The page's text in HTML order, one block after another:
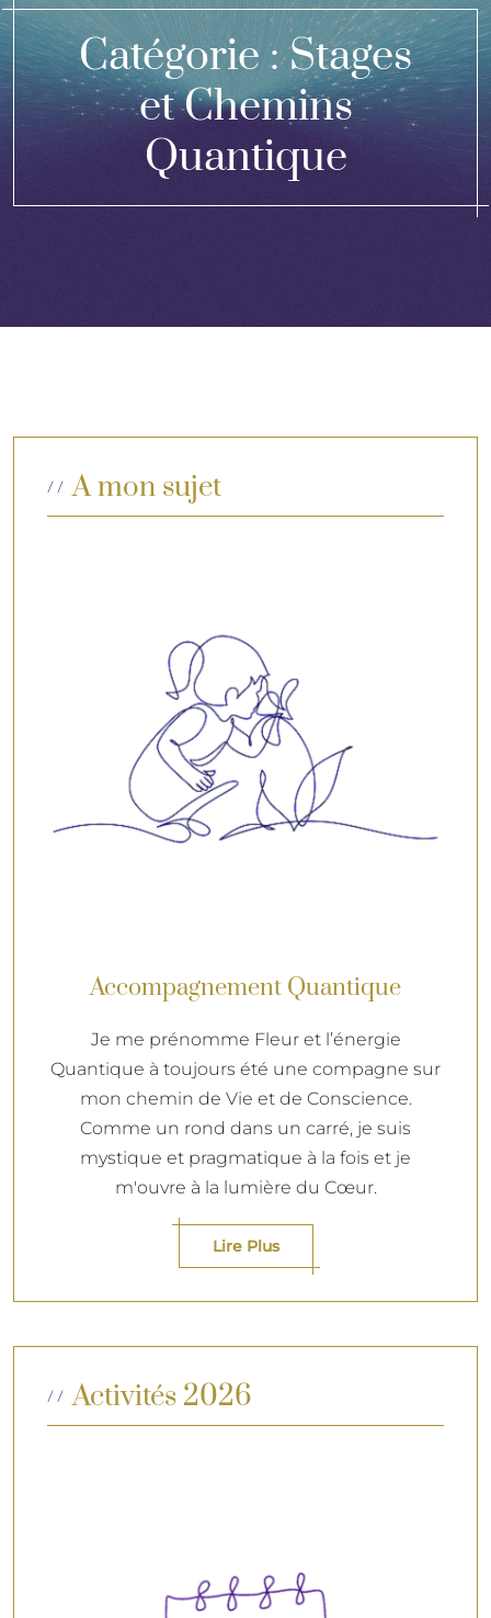
Catégorie :Stages
et Chemins
Quantique
A mon sujet
Accompagnement Quantique
Je me prénomme Fleur et l’énergie
Quantique à toujours été une compagne sur
mon chemin de Vie et de Conscience.
Comme un rond dans un carré, je suis
mystique et pragmatique à la fois et je
m'ouvre à la lumière du Cœur.
Lire Plus
Activités 2026